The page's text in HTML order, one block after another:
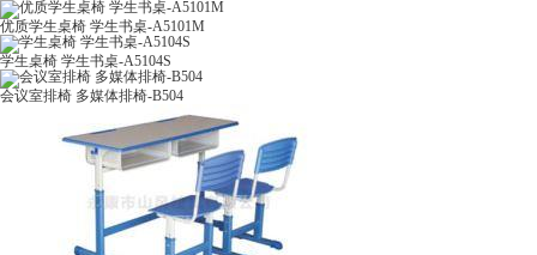
优质学生桌椅 学生书桌-A5101M
学生桌椅 学生书桌-A5104S
会议室排椅 多媒体排椅-B504